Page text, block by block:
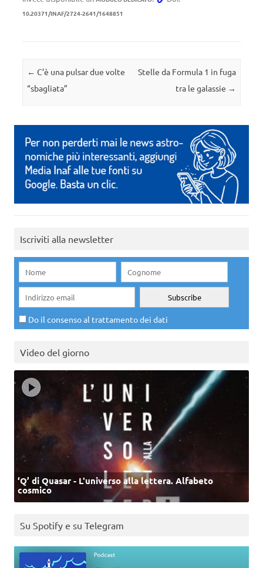
10.20371/INAF/2724-2641/1648851
Navigazione articolo
← C’è una pulsar due volte
“sbagliata”
Stelle da Formula 1 in fuga
tra le galassie →
Iscriviti alla newsletter
Do il consenso al trattamento dei dati
Video del giorno
‘Q’ di Quasar - L'universo alla lettera. Alfabeto
cosmico
Su Spotify e su Telegram